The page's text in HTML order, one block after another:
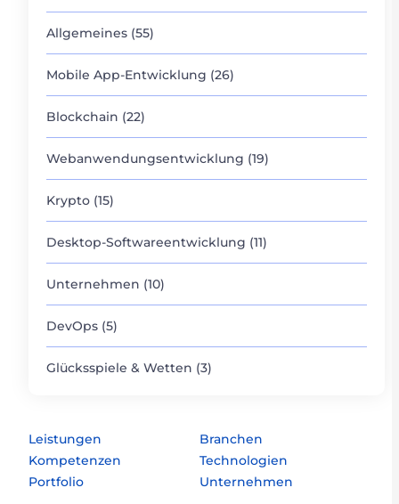
Allgemeines (55)
Mobile App-Entwicklung (26)
Blockchain (22)
Webanwendungsentwicklung (19)
Krypto (15)
Desktop-Softwareentwicklung (11)
Unternehmen (10)
DevOps (5)
Glücksspiele & Wetten (3)
Leistungen
Branchen
Kompetenzen
Technologien
Portfolio
Unternehmen